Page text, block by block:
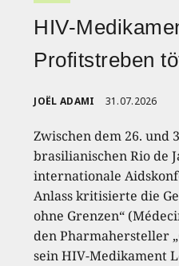
HIV-
Profitstreben
JOËL ADAMI 31.07.2026
Zwischen dem 26. und
brasilianischen Rio de
internationale
Anlass kritisierte die
ohne Grenzen“
den Pharmahersteller
sein HIV-Medikament